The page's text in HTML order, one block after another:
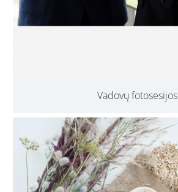
Vadovų fotosesijos